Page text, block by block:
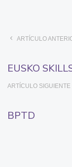
ARTÍCULO
EUSKO
ARTÍCULO SIGUIENTE
BPTD